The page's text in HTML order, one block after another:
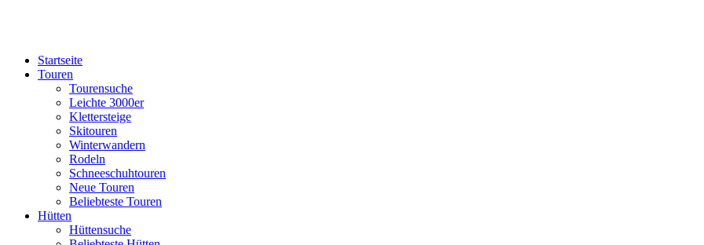
Startseite
Touren
Tourensuche
Leichte 3000er
Klettersteige
Skitouren
Winterwandern
Rodeln
Schneeschuhtouren
Neue Touren
Beliebteste Touren
Hütten
Hüttensuche